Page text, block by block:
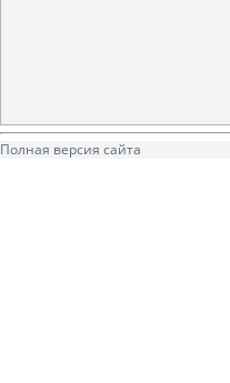
Полная версия сайта